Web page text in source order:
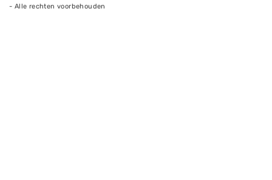
- Alle rechten voorbehouden